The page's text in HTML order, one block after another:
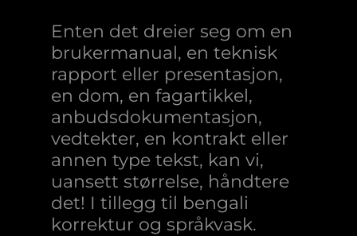
Enten det dreier seg om en
brukermanual, en teknisk
rapport eller presentasjon,
en dom, en fagartikkel,
anbudsdokumentasjon,
vedtekter, en kontrakt eller
annen type tekst, kan vi,
uansett størrelse, håndtere
det! I tillegg til bengali
korrektur og språkvask.